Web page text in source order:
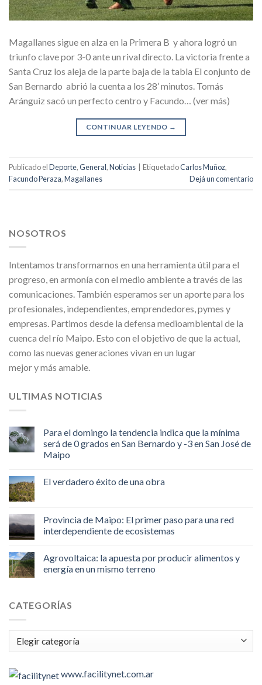
Magallanes sigue en alza en la Primera B y ahora logró un
triunfo clave por 3-0 ante un rival directo. La victoria frente a
Santa Cruz los aleja de la parte baja de la tabla El conjunto de
San Bernardo abrió la cuenta a los 28’ minutos. Tomás
Aránguiz sacó un perfecto centro y Facundo… (ver más)
CONTINUAR LEYENDO →
Publicado elDeporte,General,Noticias EtiquetadoCarlos Muñoz,
Facundo Peraza,Magallanes Dejá un comentario
NOSOTROS
Intentamos transformarnos en una herramienta útil para el
progreso, en armonía con el medio ambiente a través de las
comunicaciones. También esperamos ser un aporte para los
profesionales, independientes, emprendedores, pymes y
empresas. Partimos desde la defensa medioambiental de la
cuenca del río Maipo. Esto con el objetivo de que la actual,
como las nuevas generaciones vivan en un lugar
mejor y más amable.
ULTIMAS NOTICIAS
Para el domingo la tendencia indica que la mínima
será de 0 grados en San Bernardo y -3 en San José de
Maipo
El verdadero éxito de una obra
Provincia de Maipo: El primer paso para una red
interdependiente de ecosistemas
Agrovoltaica: la apuesta por producir alimentos y
energía en un mismo terreno
CATEGORÍAS
Categorías
www.facilitynet.com.ar